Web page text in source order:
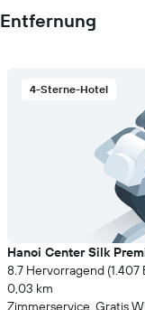
Entfernung
4-Sterne-Hotel
Hanoi Center Silk
8.7 Hervorragend
0,03 km
Zimmerservice, Gratis